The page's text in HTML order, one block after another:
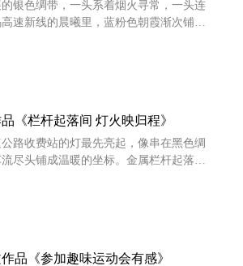
银色绸带，一头系着烟火寻常，一头连
速新线的晨曦里，蓝粉色朝霞渐次铺展
《栏杆起落间 灯火映归程》
路收费站的灯最先亮起，像串在黑色绸
尽头铺成温暖的坐标。金属栏杆起落的
品《参加趣味运动会有感》